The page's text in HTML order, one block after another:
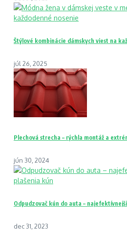
Štýlové kombinácie dámskych viest na
júl 26, 2025
Plechová strecha – rýchla montáž a
jún 30, 2024
Odpudzovač kún do auta –
dec 31, 2023